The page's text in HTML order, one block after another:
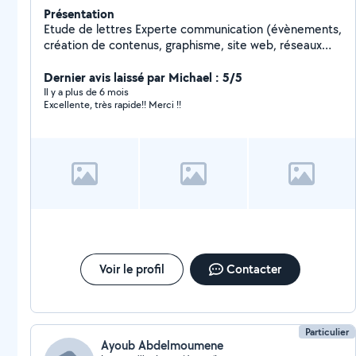
Présentation
Etude de lettres Experte communication (évènements,
création de contenus, graphisme, site web, réseaux
retouche photos)
Dernier avis laissé par Michael : 5/5
Il y a plus de 6 mois
Excellente, très rapide!! Merci !!
Voir le profil Contacter
Particulier
Ayoub Abdelmoumene